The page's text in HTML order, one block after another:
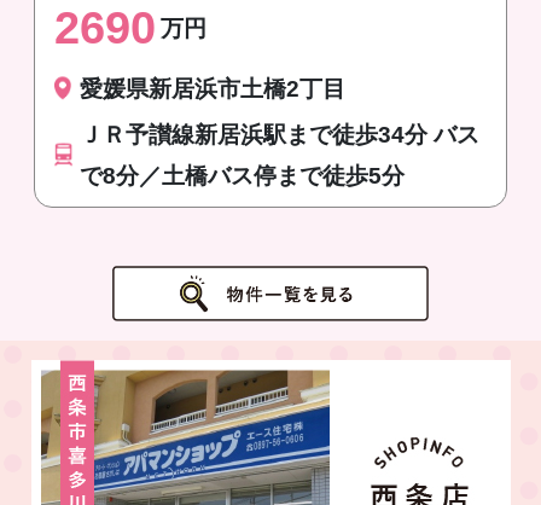
2690 万円
愛媛県新居浜市土橋2丁目
ＪＲ予讃線新居浜駅まで徒歩34分 バス
で8分／土橋バス停まで徒歩5分